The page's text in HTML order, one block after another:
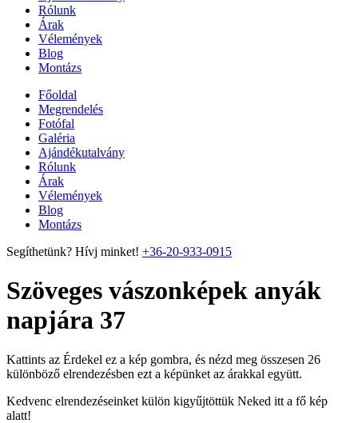
Rólunk
Árak
Vélemények
Blog
Montázs
Főoldal
Megrendelés
Fotófal
Galéria
Ajándékutalvány
Rólunk
Árak
Vélemények
Blog
Montázs
Segíthetünk? Hívj minket! +36-20-933-0915
Szöveges vászonképek anyák
napjára 37
Kattints az Érdekel ez a kép gombra, és nézd meg összesen 26
különböző elrendezésben ezt a képünket az árakkal együtt.
Kedvenc elrendezéseinket külön kigyűjtöttük Neked itt a fő kép
alatt!